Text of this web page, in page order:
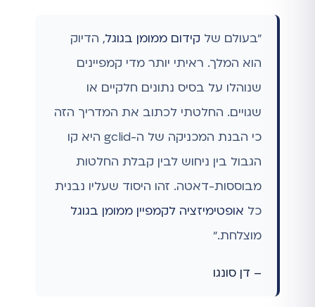
"בעולם של קידום ממומן בגוגל, הדיוק
הוא המלך. ראיתי יותר מדי קמפיינים
שנוהלו על בסיס נתונים חלקיים או
שגויים. החלטתי לכתוב את המדריך הזה
כי הבנת המכניקה של ה-gclid היא קו
הגבול בין ניחוש לבין קבלת החלטות
מבוססות-דאטה. זהו היסוד שעליו נבנית
כל אופטימיזציה לקמפיין ממומן בגוגל
מוצלחת."
– דן סונגו